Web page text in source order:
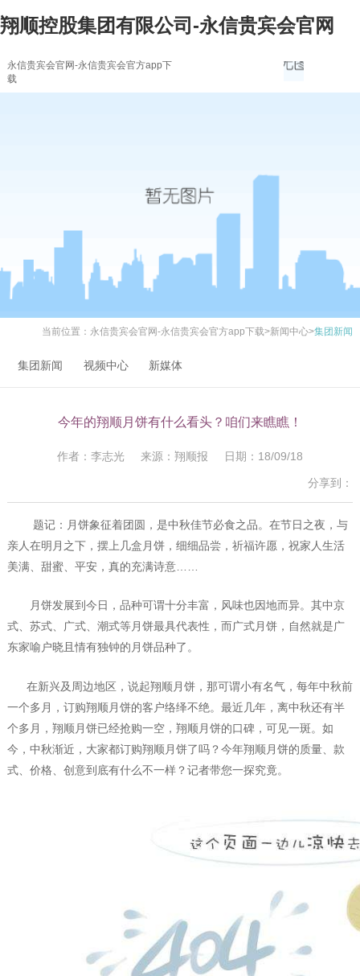
翔顺控股集团有限公司-永信贵宾会官网
永信贵宾会官网-永信贵宾会官方app下
载
当前位置： 永信贵宾会官网-永信贵宾会官方app下载>新闻中心>集团新闻
集团新闻 视频中心 新媒体
今年的翔顺月饼有什么看头？咱们来瞧瞧！
作者：李志光 来源：翔顺报 日期：18/09/18
分享到：
题记：月饼象征着团圆，是中秋佳节必食之品。在节日之夜，与
亲人在明月之下，摆上几盒月饼，细细品尝，祈福许愿，祝家人生活
美满、甜蜜、平安，真的充满诗意……
月饼发展到今日，品种可谓十分丰富，风味也因地而异。其中京
式、苏式、广式、潮式等月饼最具代表性，而广式月饼，自然就是广
东家喻户晓且情有独钟的月饼品种了。
在新兴及周边地区，说起翔顺月饼，那可谓小有名气，每年中秋前
一个多月，订购翔顺月饼的客户络绎不绝。最近几年，离中秋还有半
个多月，翔顺月饼已经抢购一空，翔顺月饼的口碑，可见一斑。如
今，中秋渐近，大家都订购翔顺月饼了吗？今年翔顺月饼的质量、款
式、价格、创意到底有什么不一样？记者带您一探究竟。